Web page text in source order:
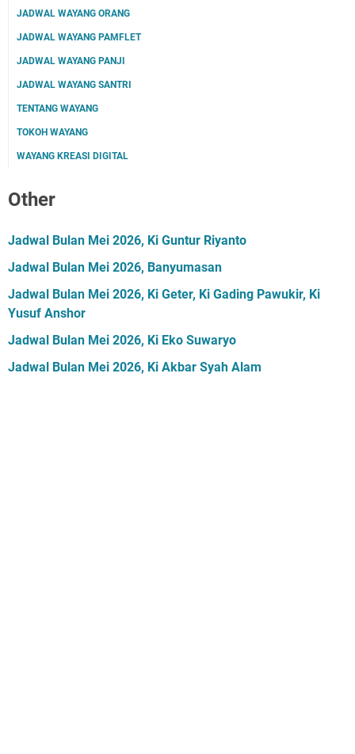
JADWAL WAYANG ORANG
JADWAL WAYANG PAMFLET
JADWAL WAYANG PANJI
JADWAL WAYANG SANTRI
TENTANG WAYANG
TOKOH WAYANG
WAYANG KREASI DIGITAL
Other
Jadwal Bulan Mei 2026, Ki Guntur Riyanto
Jadwal Bulan Mei 2026, Banyumasan
Jadwal Bulan Mei 2026, Ki Geter, Ki Gading Pawukir, Ki
Yusuf Anshor
Jadwal Bulan Mei 2026, Ki Eko Suwaryo
Jadwal Bulan Mei 2026, Ki Akbar Syah Alam